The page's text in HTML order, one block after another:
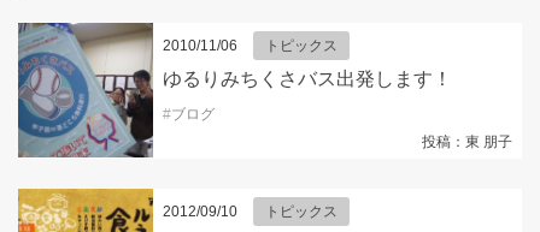
2010/11/06 トピックス
ゆるりみちくさバス出発します！
#ブログ
投稿：東 朋子
2012/09/10 トピックス